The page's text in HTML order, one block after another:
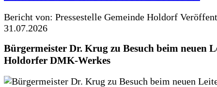
Bericht von: Pressestelle Gemeinde Holdorf
31.07.2026
Bürgermeister Dr. Krug zu Besuch beim neuen
Holdorfer DMK-Werkes